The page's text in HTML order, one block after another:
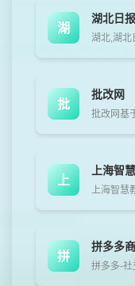
湖
湖北日报
湖北,湖北
批
批改网
批改网基
上
上海智
上海智慧
拼
拼多多
拼多多-